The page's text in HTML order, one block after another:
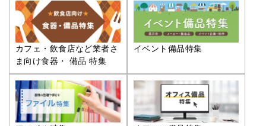
カフェ・飲食店など業者さ
ま向け食器・ 備品 特集
イベント備品特集